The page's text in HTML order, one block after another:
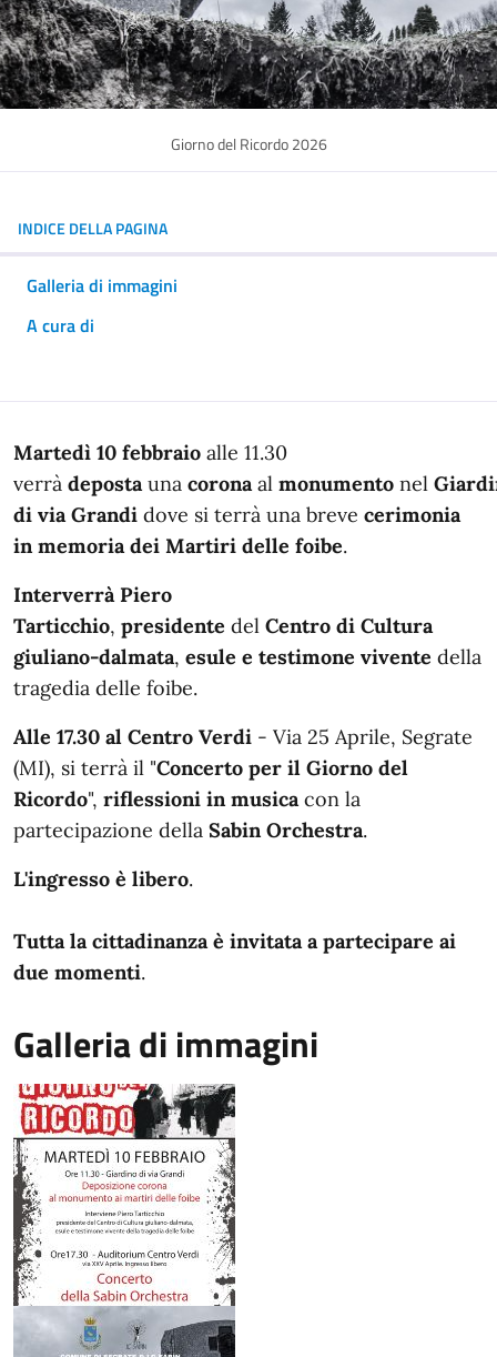
Giorno del Ricordo 2026
INDICE DELLA PAGINA
Galleria di immagini
A cura di
In dettaglio
Martedì 10 febbraio alle 11.30
verrà depostauna coronaal monumento nel
di via Grandi dove si terrà una breve cerimonia
in memoria dei Martiri delle foibe.
Interverrà Piero
Tarticchio, presidente del Centro di Cultura
giuliano-dalmata, esule e testimone vivente della
tragedia delle foibe.
Alle 17.30 al Centro Verdi - Via 25 Aprile, Segrate
(MI), si terrà il "Concerto per il Giorno del
Ricordo", riflessioni in musicacon la
partecipazione della Sabin Orchestra.
L'ingresso è libero.
Tutta la cittadinanza è invitata a partecipare ai
due momenti.
Galleria di immagini